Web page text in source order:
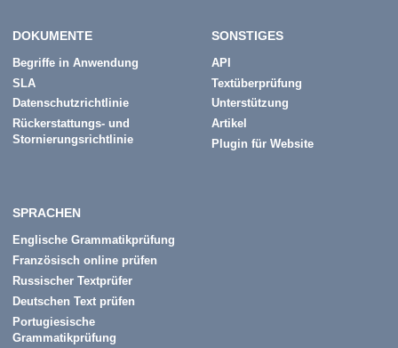
DOKUMENTE
Begriffe in Anwendung
SLA
Datenschutzrichtlinie
Rückerstattungs- und
Stornierungsrichtlinie
SONSTIGES
API
Textüberprüfung
Unterstützung
Artikel
Plugin für Website
SPRACHEN
Englische Grammatikprüfung
Französisch online prüfen
Russischer Textprüfer
Deutschen Text prüfen
Portugiesische
Grammatikprüfung